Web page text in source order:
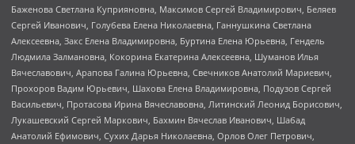
Баженова Светлана Куприяновна, Максимов Сергей Владимирович, Беляев
Сергей Иванович, Голубева Елена Николаевна, Ганнушкина Светлана
Алексеевна, Закс Елена Владимировна, Буртина Елена Юрьевна, Гендель
Людмила Залмановна, Кокорина Екатерина Алексеевна, Шуманов Илья
Вячеславович, Арапова Галина Юрьевна, Свечников Анатолий Мариевич,
Прохоров Вадим Юрьевич, Шахова Елена Владимировна, Подузов Сергей
Васильевич, Протасова Ирина Вячеславовна, Литинский Леонид Борисович,
Лукашевский Сергей Маркович, Бахмин Вячеслав Иванович, Шабад
Анатолий Ефимович, Сухих Дарья Николаевна, Орлов Олег Петрович,